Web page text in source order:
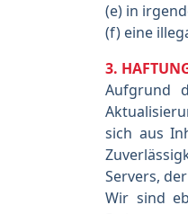
(e) in
(f) eine
3.
Aufgrund
sich aus
Servers,
Wir sind